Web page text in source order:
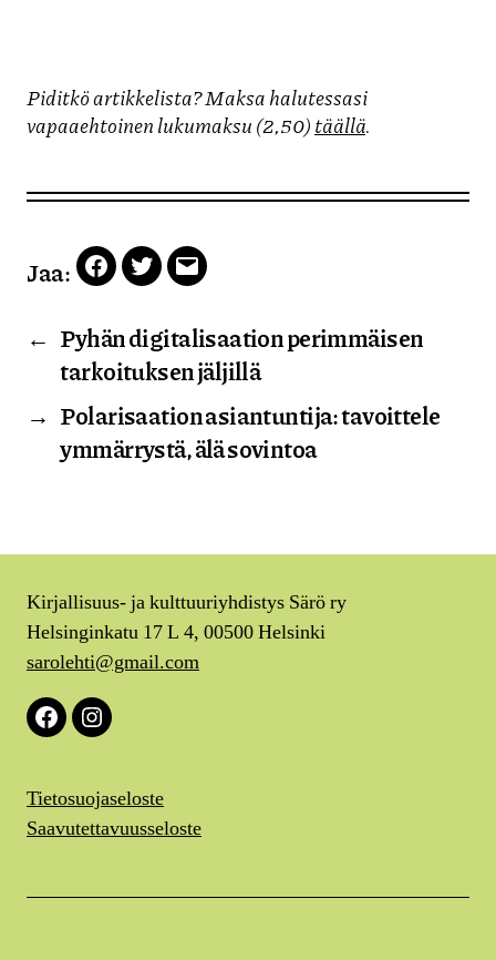
Piditkö artikkelista? Maksa halutessasi
vapaaehtoinen lukumaksu (2,50)täällä.
Jaa: Facebook
TwitterEmail
← Pyhän digitalisaation perimmäisen
tarkoituksen jäljillä
→ Polarisaation asiantuntija: tavoittele
ymmärrystä, älä sovintoa
Kirjallisuus- ja kulttuuriyhdistys Särö ry
Helsinginkatu 17 L 4, 00500 Helsinki
sarolehti@gmail.com
FacebookInstagram
Tietosuojaseloste
Saavutettavuusseloste